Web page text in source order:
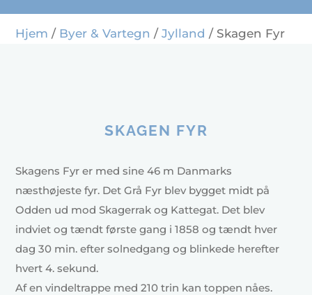
Hjem / Byer & Vartegn /Jylland / Skagen Fyr
SKAGEN FYR
Skagens Fyr er med sine 46 m Danmarks
næsthøjeste fyr. Det Grå Fyr blev bygget midt på
Odden ud mod Skagerrak og Kattegat. Det blev
indviet og tændt første gang i 1858 og tændt hver
dag 30 min. efter solnedgang og blinkede herefter
hvert 4. sekund.
Af en vindeltrappe med 210 trin kan toppen nåes.